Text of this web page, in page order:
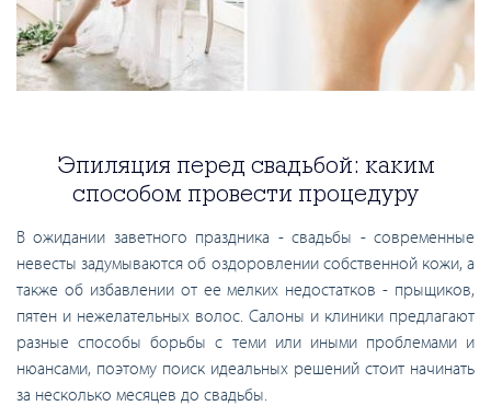
Эпиляция перед свадьбой: каким
способом провести процедуру
В ожидании заветного праздника - свадьбы - современные
невесты задумываются об оздоровлении собственной кожи, а
также об избавлении от ее мелких недостатков - прыщиков,
пятен и нежелательных волос. Салоны и клиники предлагают
разные способы борьбы с теми или иными проблемами и
нюансами, поэтому поиск идеальных решений стоит начинать
за несколько месяцев до свадьбы.